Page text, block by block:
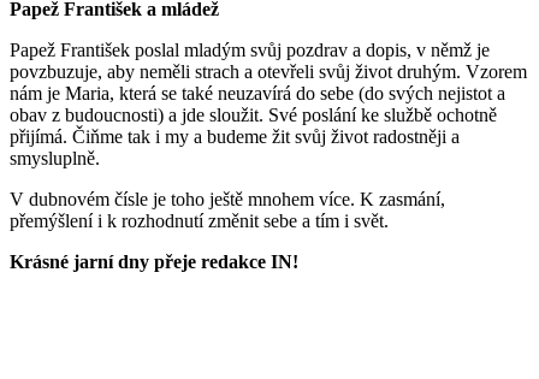
Papež František a mládež
Papež František poslal mladým svůj pozdrav a dopis, v němž je
povzbuzuje, aby neměli strach a otevřeli svůj život druhým. Vzorem
nám je Maria, která se také neuzavírá do sebe (do svých nejistot a
obav z budoucnosti) a jde sloužit. Své poslání ke službě ochotně
přijímá. Čiňme tak i my a budeme žit svůj život radostněji a
smysluplně.
V dubnovém čísle je toho ještě mnohem více. K zasmání,
přemýšlení i k rozhodnutí změnit sebe a tím i svět.
Krásné jarní dny přeje redakce IN!